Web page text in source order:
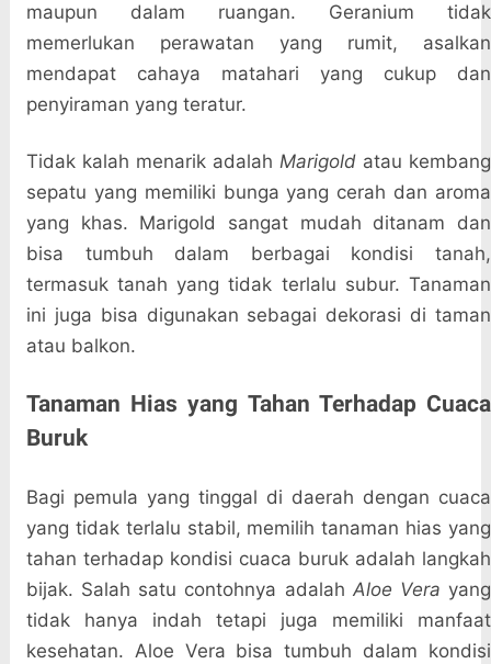
maupun dalam ruangan. Geranium tidak
memerlukan perawatan yang rumit, asalkan
mendapat cahaya matahari yang cukup dan
penyiraman yang teratur.
Tidak kalah menarik adalah Marigoldatau kembang
sepatu yang memiliki bunga yang cerah dan aroma
yang khas. Marigold sangat mudah ditanam dan
bisa tumbuh dalam berbagai kondisi tanah,
termasuk tanah yang tidak terlalu subur. Tanaman
ini juga bisa digunakan sebagai dekorasi di taman
atau balkon.
Tanaman Hias yang Tahan Terhadap Cuaca
Buruk
Bagi pemula yang tinggal di daerah dengan cuaca
yang tidak terlalu stabil, memilih tanaman hias yang
tahan terhadap kondisi cuaca buruk adalah langkah
bijak. Salah satu contohnya adalah Aloe Vera yang
tidak hanya indah tetapi juga memiliki manfaat
kesehatan. Aloe Vera bisa tumbuh dalam kondisi